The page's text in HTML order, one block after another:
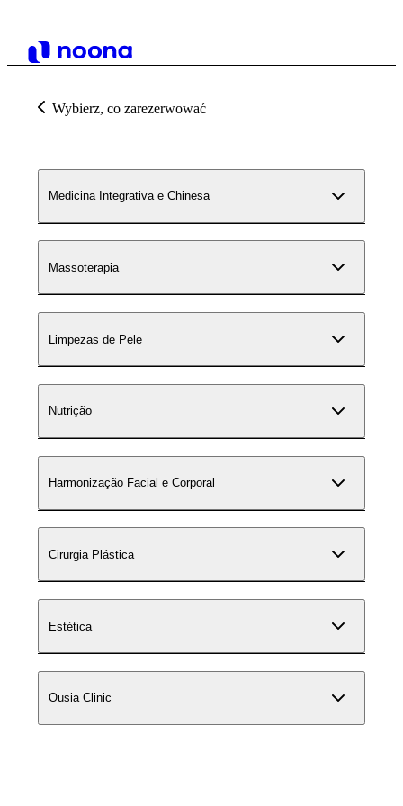
Wybierz, co zarezerwować
Medicina Integrativa e Chinesa
Massoterapia
Limpezas de Pele
Nutrição
Harmonização Facial e Corporal
Cirurgia Plástica
Estética
Ousia Clinic